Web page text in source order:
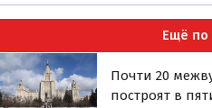
Ещё по
Почти 20
построят в